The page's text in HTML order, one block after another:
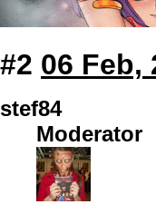
#2 06 Feb,
stef84
Moderator